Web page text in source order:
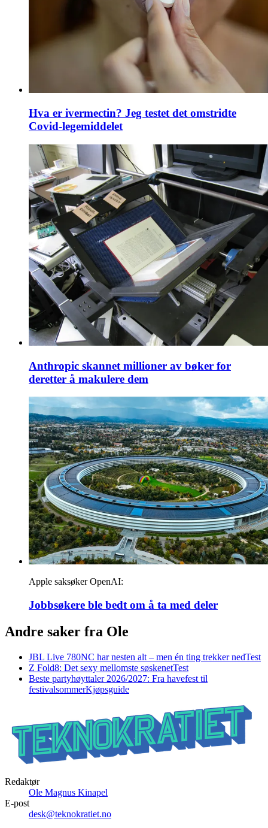
Hva er ivermectin? Jeg testet det omstridte
Covid-legemiddelet
Anthropic skannet millioner av bøker for
deretter å makulere dem
Apple saksøker OpenAI:
Jobbsøkere ble bedt om å ta med deler
Andre saker fra Ole
JBL Live 780NC har nesten alt – men én ting trekker nedTest
Z Fold8: Det sexy mellomste søskenetTest
Beste partyhøyttaler 2026/2027: Fra havefest til
festivalsommerKjøpsguide
Redaktør
Ole Magnus Kinapel
E-post
desk@teknokratiet.no